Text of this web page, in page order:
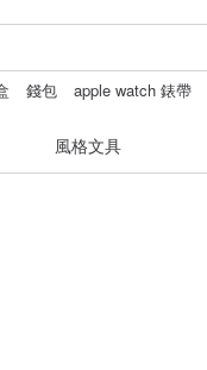
錢包 apple watch 錶帶
風格文具